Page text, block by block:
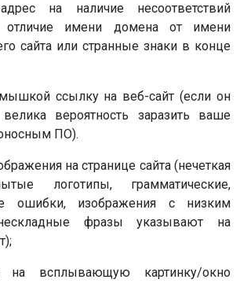
на наличие несоответствий
отличие имени домена от имени
сайта или странные знаки в конце
ссылку на веб-сайт (если он
вероятность заразить ваше
ПО).
на странице сайта (нечеткая
логотипы, грамматические,
ошибки, изображения с низким
фразы указывают на
всплывающую картинку/окно